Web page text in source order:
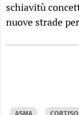
schiavitù
nuove strade